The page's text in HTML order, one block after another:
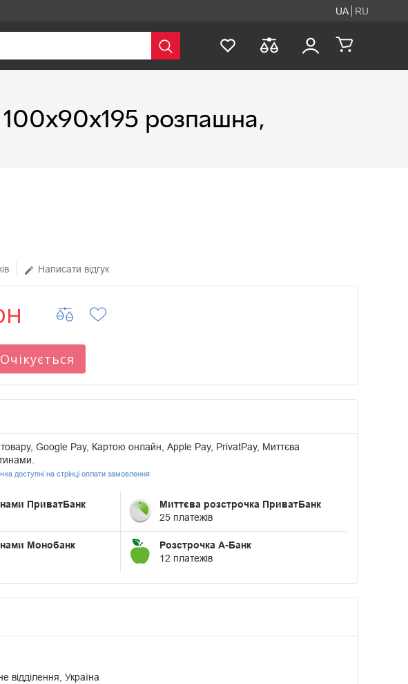
UA RU
розпашна,
edit Написати відгук
Очікується
Google Pay, Картою онлайн, Apple Pay, PrivatPay, Миттєва
доступні на стрінці оплати замовлення
ПриватБанк
Миттєва розстрочка ПриватБанк
25 платежів
Монобанк
Розстрочка А-Банк
12 платежів
відділення, Україна